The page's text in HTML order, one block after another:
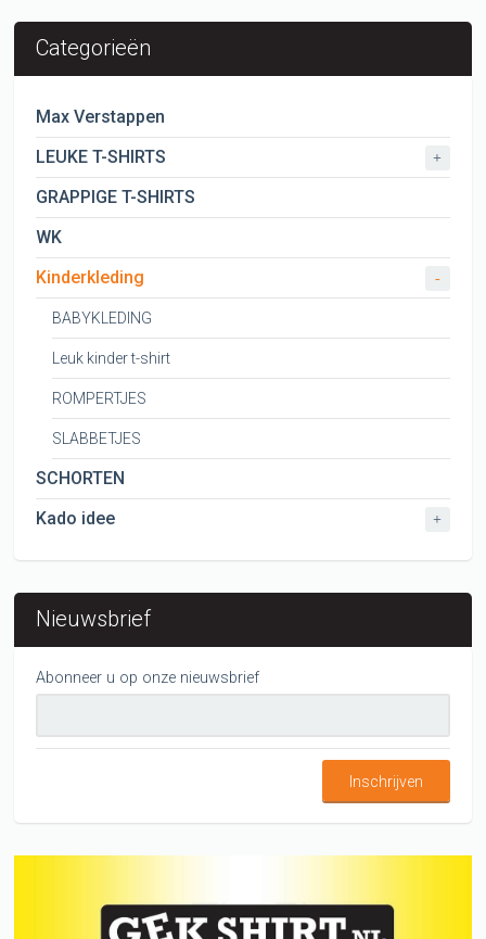
Categorieën
Max Verstappen
LEUKE T-SHIRTS
+
GRAPPIGE T-SHIRTS
WK
Kinderkleding
-
BABYKLEDING
Leuk kinder t-shirt
ROMPERTJES
SLABBETJES
SCHORTEN
Kado idee
+
Nieuwsbrief
Abonneer u op onze nieuwsbrief
Inschrijven